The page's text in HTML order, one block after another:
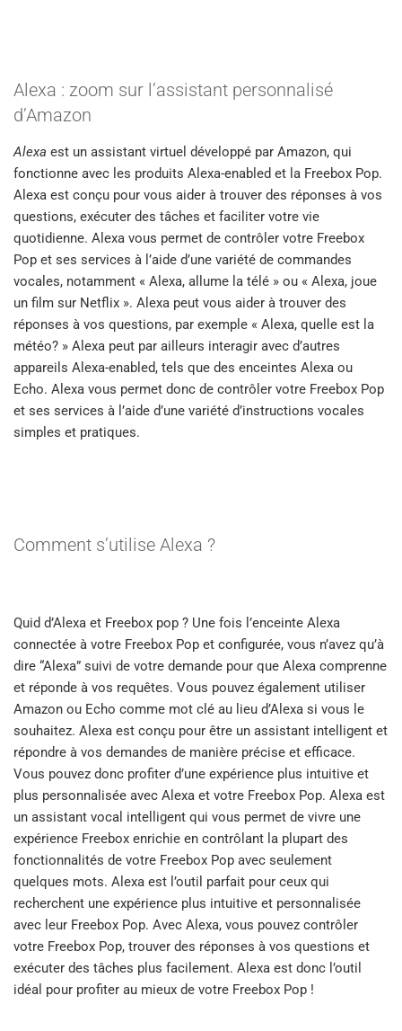
Alexa : zoom sur l’assistant personnalisé
d’Amazon
Alexa est un assistant virtuel développé par Amazon, qui
fonctionne avec les produits Alexa-enabled et la Freebox Pop.
Alexa est conçu pour vous aider à trouver des réponses à vos
questions, exécuter des tâches et faciliter votre vie
quotidienne. Alexa vous permet de contrôler votre Freebox
Pop et ses services à l’aide d’une variété de commandes
vocales, notamment « Alexa, allume la télé » ou « Alexa, joue
un film sur Netflix ». Alexa peut vous aider à trouver des
réponses à vos questions, par exemple « Alexa, quelle est la
météo? » Alexa peut par ailleurs interagir avec d’autres
appareils Alexa-enabled, tels que des enceintes Alexa ou
Echo. Alexa vous permet donc de contrôler votre Freebox Pop
et ses services à l’aide d’une variété d’instructions vocales
simples et pratiques.
Comment s’utilise Alexa ?
Quid d’Alexa et Freebox pop ? Une fois l’enceinte Alexa
connectée à votre Freebox Pop et configurée, vous n’avez qu’à
dire “Alexa” suivi de votre demande pour que Alexa comprenne
et réponde à vos requêtes. Vous pouvez également utiliser
Amazon ou Echo comme mot clé au lieu d’Alexa si vous le
souhaitez. Alexa est conçu pour être un assistant intelligent et
répondre à vos demandes de manière précise et efficace.
Vous pouvez donc profiter d’une expérience plus intuitive et
plus personnalisée avec Alexa et votre Freebox Pop. Alexa est
un assistant vocal intelligent qui vous permet de vivre une
expérience Freebox enrichie en contrôlant la plupart des
fonctionnalités de votre Freebox Pop avec seulement
quelques mots. Alexa est l’outil parfait pour ceux qui
recherchent une expérience plus intuitive et personnalisée
avec leur Freebox Pop. Avec Alexa, vous pouvez contrôler
votre Freebox Pop, trouver des réponses à vos questions et
exécuter des tâches plus facilement. Alexa est donc l’outil
idéal pour profiter au mieux de votre Freebox Pop !